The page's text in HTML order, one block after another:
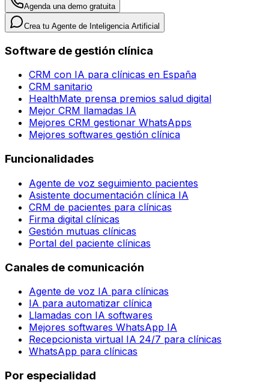
Agenda una demo gratuita
Crea tu Agente de Inteligencia Artificial
Software de gestión clínica
CRM con IA para clínicas en España
CRM sanitario
HealthMate prensa premios salud digital
Mejor CRM llamadas IA
Mejores CRM gestionar WhatsApps
Mejores softwares gestión clínica
Funcionalidades
Agente de voz seguimiento pacientes
Asistente documentación clínica IA
CRM de pacientes para clínicas
Firma digital clínicas
Gestión mutuas clínicas
Portal del paciente clínicas
Canales de comunicación
Agente de voz IA para clínicas
IA para automatizar clínica
Llamadas con IA softwares
Mejores softwares WhatsApp IA
Recepcionista virtual IA 24/7 para clínicas
WhatsApp para clínicas
Por especialidad